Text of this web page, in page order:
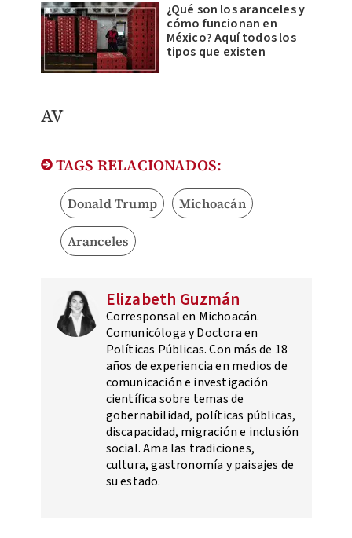
¿Qué son los aranceles y
cómo funcionan en
México? Aquí todos los
tipos que existen
AV
TAGS RELACIONADOS:
Donald Trump Michoacán
Aranceles
Elizabeth Guzmán
Corresponsal en Michoacán.
Comunicóloga y Doctora en
Políticas Públicas. Con más de 18
años de experiencia en medios de
comunicación e investigación
científica sobre temas de
gobernabilidad, políticas públicas,
discapacidad, migración e inclusión
social. Ama las tradiciones,
cultura, gastronomía y paisajes de
su estado.